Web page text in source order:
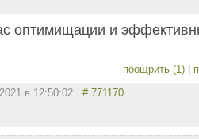
оптимищации и
поощрить (1)
в 12:50:02 # 771170